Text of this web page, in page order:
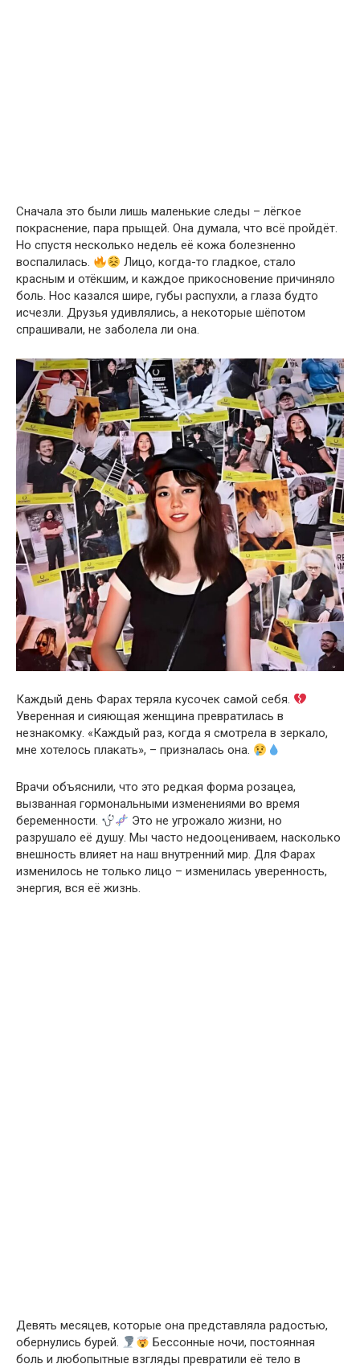
Сначала это были лишь маленькие следы – лёгкое
покраснение, пара прыщей. Она думала, что всё пройдёт.
Но спустя несколько недель её кожа болезненно
воспалилась.
Лицо, когда-то гладкое, стало
красным и отёкшим, и каждое прикосновение причиняло
боль. Нос казался шире, губы распухли, а глаза будто
исчезли. Друзья удивлялись, а некоторые шёпотом
спрашивали, не заболела ли она.
Каждый день Фарах теряла кусочек самой себя.
Уверенная и сияющая женщина превратилась в
незнакомку. «Каждый раз, когда я смотрела в зеркало,
мне хотелось плакать», – призналась она.
Врачи объяснили, что это редкая форма розацеа,
вызванная гормональными изменениями во время
беременности.
Это не угрожало жизни, но
разрушало её душу. Мы часто недооцениваем, насколько
внешность влияет на наш внутренний мир. Для Фарах
изменилось не только лицо – изменилась уверенность,
энергия, вся её жизнь.
Девять месяцев, которые она представляла радостью,
обернулись бурей.
Бессонные ночи, постоянная
боль и любопытные взгляды превратили её тело в